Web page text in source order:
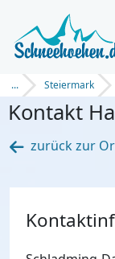
... Steiermark
Kontakt
zurück zur